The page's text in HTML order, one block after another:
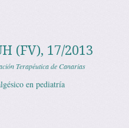
(FV), 17/2013
Terapéutica de Canarias
en pediatría